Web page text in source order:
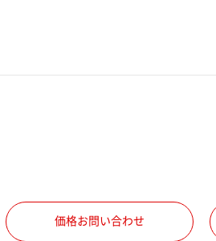
価格お問い合わせ